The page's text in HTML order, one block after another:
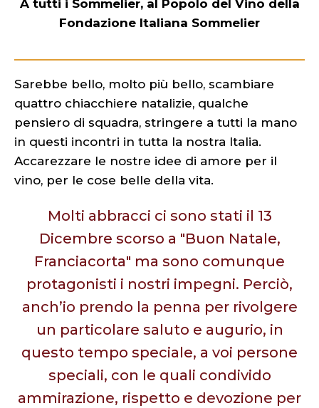
A tutti i Sommelier, al Popolo del Vino della
Fondazione Italiana Sommelier
Sarebbe bello, molto più bello, scambiare
quattro chiacchiere natalizie, qualche
pensiero di squadra, stringere a tutti la mano
in questi incontri in tutta la nostra Italia.
Accarezzare le nostre idee di amore per il
vino, per le cose belle della vita.
Molti abbracci ci sono stati il 13
Dicembre scorso a "Buon Natale,
Franciacorta" ma sono comunque
protagonisti i nostri impegni. Perciò,
anch’io prendo la penna per rivolgere
un particolare saluto e augurio, in
questo tempo speciale, a voi persone
speciali, con le quali condivido
ammirazione, rispetto e devozione per